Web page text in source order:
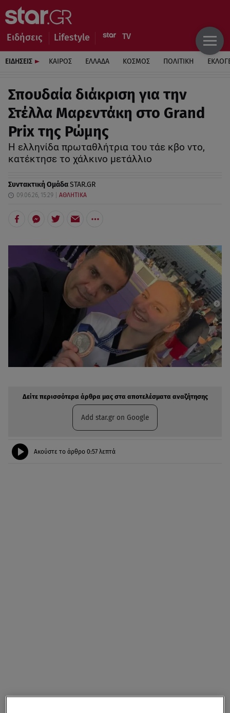
Ειδήσεις Lifestyle
ΕΙΔΗΣΕΙΣ ΚΑΙΡΟΣ ΕΛΛΑΔΑ ΚΟΣΜΟΣ ΠΟΛΙΤΙΚΗ
Σπουδαία διάκριση για την
Στέλλα Μαρεντάκη στο Grand
Prix της Ρώμης
Η ελληνίδα πρωταθλήτρια του τάε κβο ντο,
κατέκτησε το χάλκινο μετάλλιο
Συντακτική ΟμάδαSTAR.GR
09.06.26, 15:29 ΑΘΛΗΤΙΚΑ
Δείτε περισσότερα άρθρα μας στα αποτελέσματα αναζήτησης
Add star.gr on Google
Ακούστε το άρθρο 0:57 λεπτά